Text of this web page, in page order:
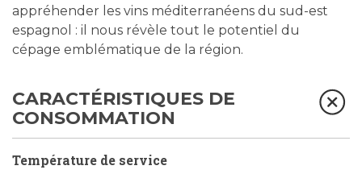
appréhender les vins méditerranéens du sud-est
espagnol : il nous révèle tout le potentiel du
cépage emblématique de la région.
CARACTÉRISTIQUES DE
CONSOMMATION
Température de service